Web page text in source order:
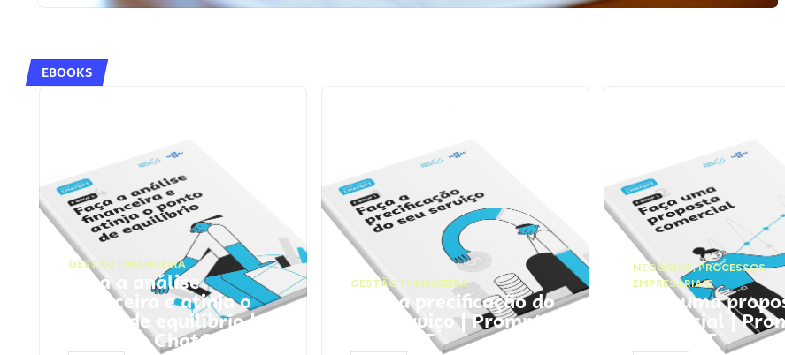
EBOOKS
GESTÃO FINANCEIRA
Faça a análise
financeira e atinja o
ponto de equilíbrio |
Prompts ChatGPT
GESTÃO FINANCEIRA
Faça a precificação do
seu serviço | Prompts
ChatGPT
NEGÓCIOS,PROCESSOS
EMPRESARIAIS
Faça uma
comercial |
ChatGPT